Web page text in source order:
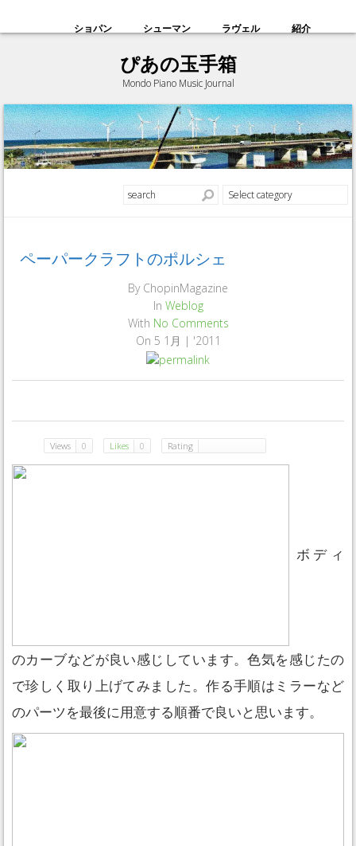
ぴあの玉手箱
Mondo Piano Music Journal
ショパン シューマン ラヴェル 紹介
ペーパークラフトのポルシェ
ByChopinMagazine
In Weblog
With No Comments
On 5 1月 | '2011
Views 0 Likes 0 Rating
ボディ
のカーブなどが良い感じしています。色気を感じたの
で珍しく取り上げてみました。作る手順はミラーなど
のパーツを最後に用意する順番で良いと思います。